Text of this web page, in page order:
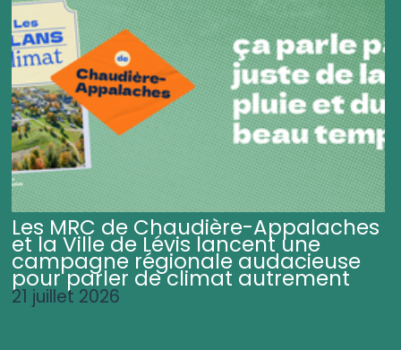
Les MRC de Chaudière-Appalaches
et la Ville de Lévis lancent une
campagne régionale audacieuse
pour parler de climat autrement
21 juillet 2026